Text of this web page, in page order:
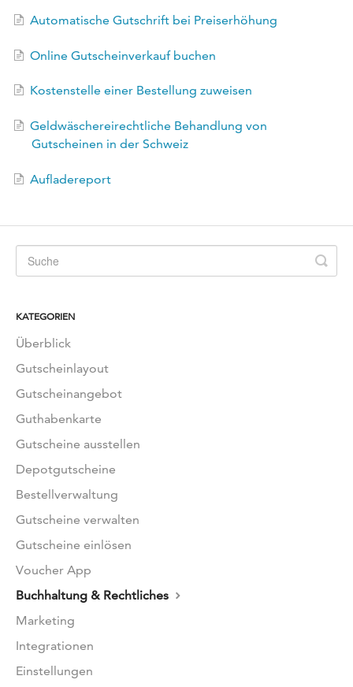
Automatische Gutschrift bei Preiserhöhung
Online Gutscheinverkauf buchen
Kostenstelle einer Bestellung zuweisen
Geldwäschereirechtliche Behandlung von
Gutscheinen in der Schweiz
Aufladereport
KATEGORIEN
Überblick
Gutscheinlayout
Gutscheinangebot
Guthabenkarte
Gutscheine ausstellen
Depotgutscheine
Bestellverwaltung
Gutscheine verwalten
Gutscheine einlösen
Voucher App
Buchhaltung & Rechtliches
Marketing
Integrationen
Einstellungen